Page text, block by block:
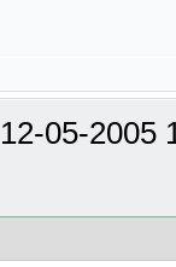
12-05-2005